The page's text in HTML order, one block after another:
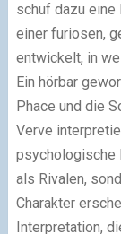
schuf dazu eine
einer furiosen,
entwickelt, in
Ein hörbar
Phace und die
Verve
psychologische
als Rivalen,
Charakter
Interpretation,